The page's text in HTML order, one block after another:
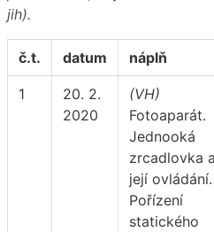
jih).
č.t. datum náplň
1
20. 2.
2020
(VH)
Fotoaparát.
Jednooká
zrcadlovka a
její ovládání.
Pořízení
statického